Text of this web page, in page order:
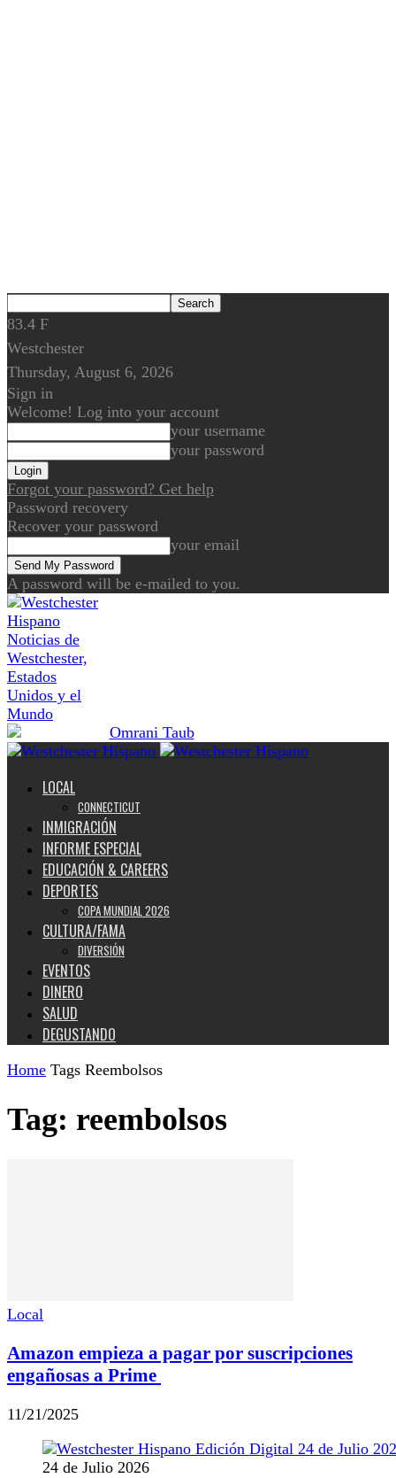
83.4 F
Westchester
Thursday, August 6, 2026
Sign in
Welcome! Log into your account
your username
your password
Forgot your password? Get help
Password recovery
Recover your password
your email
A password will be e-mailed to you.
Noticias de
Westchester,
Estados
Unidos y el
Mundo
LOCAL
CONNECTICUT
INMIGRACIÓN
INFORME ESPECIAL
EDUCACIÓN & CAREERS
DEPORTES
COPA MUNDIAL 2026
CULTURA/FAMA
DIVERSIÓN
EVENTOS
DINERO
SALUD
DEGUSTANDO
Home Tags Reembolsos
Tag: reembolsos
Local
Amazon empieza a pagar por suscripciones
engañosas a Prime
11/21/2025
24 de Julio 2026